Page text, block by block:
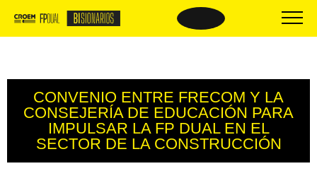
Nueva FP
Beneficios
Oferta formativa
Material de interés
ÉXITO
Empresas BIsionarias
Centros formativos
Comparte tus buenas prácticas
PREGUNTAS
CONVENIO ENTRE FRECOM Y LA
CONSEJERÍA DE EDUCACIÓN PARA
IMPULSAR LA FP DUAL EN EL
SECTOR DE LA CONSTRUCCIÓN